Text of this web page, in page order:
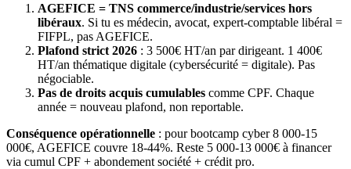
AGEFICE = TNS commerce/industrie/services hors
libéraux. Si tu es médecin, avocat, expert-comptable libéral =
FIFPL, pas AGEFICE.
Plafond strict 2026 : 3 500€ HT/an par dirigeant. 1 400€
HT/an thématique digitale (cybersécurité = digitale). Pas
négociable.
Pas de droits acquis cumulables comme CPF. Chaque
année = nouveau plafond, non reportable.
Conséquence opérationnelle : pour bootcamp cyber 8 000-15
000€, AGEFICE couvre 18-44%. Reste 5 000-13 000€ à financer
via cumul CPF + abondement société + crédit pro.